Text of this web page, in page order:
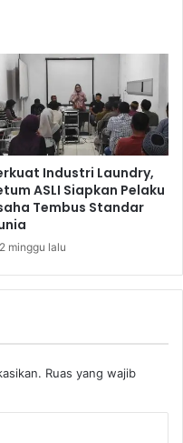
Industri Laundry,
ASLI Siapkan Pelaku
Tembus Standar
2 minggu lalu
Ruas yang wajib